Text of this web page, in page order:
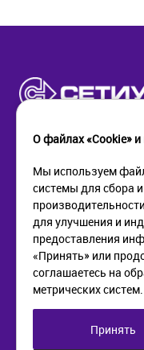
КОМПАНИЯ
О компании
Новости
Контакты
ИНФОРМАЦИЯ
Политика в отношении
О файлах «Cookie» и
Мы используем
системы для сбора
для улучшения и
предоставления
«Принять» или
соглашаетесь на
метрических систем.
Принять